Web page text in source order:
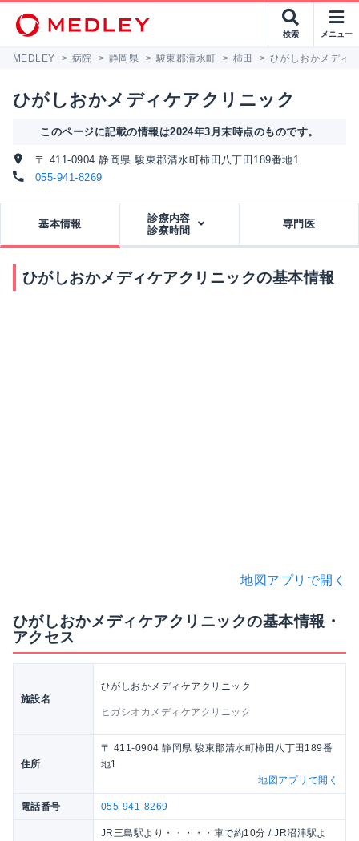
検索 メニュー
MEDLEY > 病院 > 静岡県 > 駿東郡清水町 > 柿田 > ひがしおかメディ
ひがしおかメディケアクリニック
このページに記載の情報は2024年3月末時点のものです。
〒 411-0904 静岡県 駿東郡清水町柿田八丁田189番地1
055-941-8269
基本情報
診療内容
診察時間
専門医
ひがしおかメディケアクリニックの基本情報
地図アプリで開く
ひがしおかメディケアクリニックの基本情報・
アクセス
施設名
ひがしおかメディケアクリニック
ヒガシオカメディケアクリニック
住所
〒 411-0904 静岡県 駿東郡清水町柿田八丁田189番
地1
地図アプリで開く
電話番号 055-941-8269
JR三島駅より・・・・・車で約10分 / JR沼津駅よ